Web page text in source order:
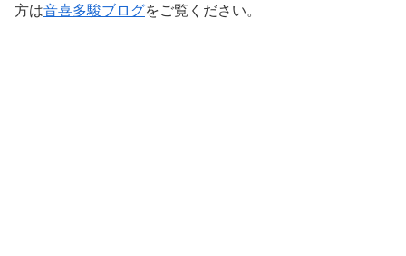
方は音喜多駿ブログをご覧ください。